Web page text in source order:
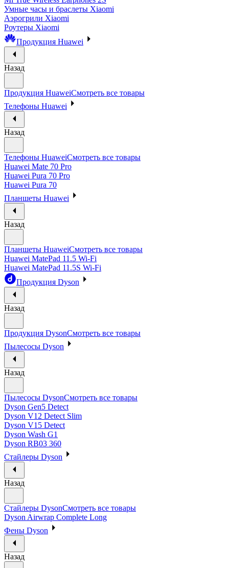
Умные часы и браслеты Xiaomi
Аэрогрили Xiaomi
Роутеры Xiaomi
Продукция Huawei
Назад
Продукция HuaweiСмотреть все товары
Телефоны Huawei
Назад
Телефоны HuaweiСмотреть все товары
Huawei Mate 70 Pro
Huawei Pura 70 Pro
Huawei Pura 70
Планшеты Huawei
Назад
Планшеты HuaweiСмотреть все товары
Huawei MatePad 11.5 Wi-Fi
Huawei MatePad 11.5S Wi-Fi
Продукция Dyson
Назад
Продукция DysonСмотреть все товары
Пылесосы Dyson
Назад
Пылесосы DysonСмотреть все товары
Dyson Gen5 Detect
Dyson V12 Detect Slim
Dyson V15 Detect
Dyson Wash G1
Dyson RB03 360
Стайлеры Dyson
Назад
Стайлеры DysonСмотреть все товары
Dyson Airwrap Complete Long
Фены Dyson
Назад